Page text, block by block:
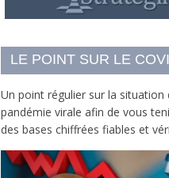
LE POINT SUR LE
Un point régulier sur la situation
pandémie virale afin de vous
des bases chiffrées fiables et